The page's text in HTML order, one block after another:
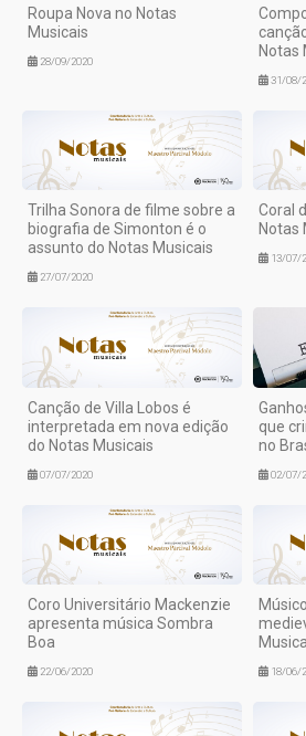
Roupa Nova no Notas
Musicais
28/09/2020
Notas
31/08/
Trilha Sonora de filme sobre a
biografia de Simonton é o
assunto do Notas Musicais
27/07/2020
Coral
Notas
13/07/
Canção de Villa Lobos é
interpretada em nova edição
do Notas Musicais
07/07/2020
que
no
02/07/
Coro Universitário Mackenzie
apresenta música Sombra
Boa
22/06/2020 18/06/